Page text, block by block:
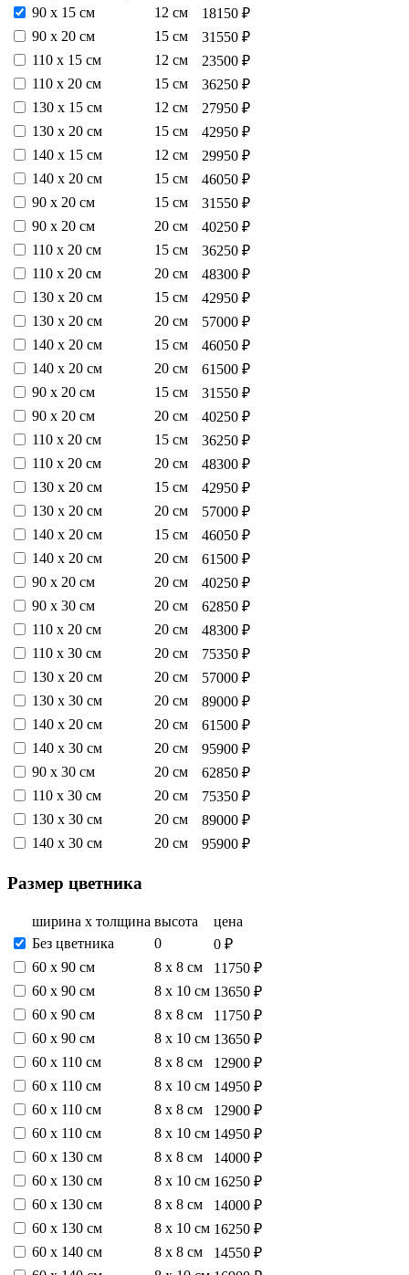
90 х 15 см
12 см
18150 ₽
90 х 20 см
15 см
31550 ₽
110 х 15 см
12 см
23500 ₽
110 х 20 см
15 см
36250 ₽
130 х 15 см
12 см
27950 ₽
130 х 20 см
15 см
42950 ₽
140 х 15 см
12 см
29950 ₽
140 х 20 см
15 см
46050 ₽
90 х 20 см
15 см
31550 ₽
90 х 20 см
20 см
40250 ₽
110 х 20 см
15 см
36250 ₽
110 х 20 см
20 см
48300 ₽
130 х 20 см
15 см
42950 ₽
130 х 20 см
20 см
57000 ₽
140 х 20 см
15 см
46050 ₽
140 х 20 см
20 см
61500 ₽
90 х 20 см
15 см
31550 ₽
90 х 20 см
20 см
40250 ₽
110 х 20 см
15 см
36250 ₽
110 х 20 см
20 см
48300 ₽
130 х 20 см
15 см
42950 ₽
130 х 20 см
20 см
57000 ₽
140 х 20 см
15 см
46050 ₽
140 х 20 см
20 см
61500 ₽
90 х 20 см
20 см
40250 ₽
90 х 30 см
20 см
62850 ₽
110 х 20 см
20 см
48300 ₽
110 х 30 см
20 см
75350 ₽
130 х 20 см
20 см
57000 ₽
130 х 30 см
20 см
89000 ₽
140 х 20 см
20 см
61500 ₽
140 х 30 см
20 см
95900 ₽
90 х 30 см
20 см
62850 ₽
110 х 30 см
20 см
75350 ₽
130 х 30 см
20 см
89000 ₽
140 х 30 см
20 см 95900 ₽
Размер цветника
ширина х толщина высота
цена
Без цветника
0
0 ₽
60 х 90 см
8 х 8 см
11750 ₽
60 х 90 см
8 х 10 см 13650 ₽
60 х 90 см
8 х 8 см
11750 ₽
60 х 90 см
8 х 10 см 13650 ₽
60 х 110 см
8 х 8 см
12900 ₽
60 х 110 см
8 х 10 см 14950 ₽
60 х 110 см
8 х 8 см
12900 ₽
60 х 110 см
8 х 10 см 14950 ₽
60 х 130 см
8 х 8 см
14000 ₽
60 х 130 см
8 х 10 см 16250 ₽
60 х 130 см
8 х 8 см
14000 ₽
60 х 130 см
8 х 10 см 16250 ₽
60 х 140 см
8 х 8 см
14550 ₽